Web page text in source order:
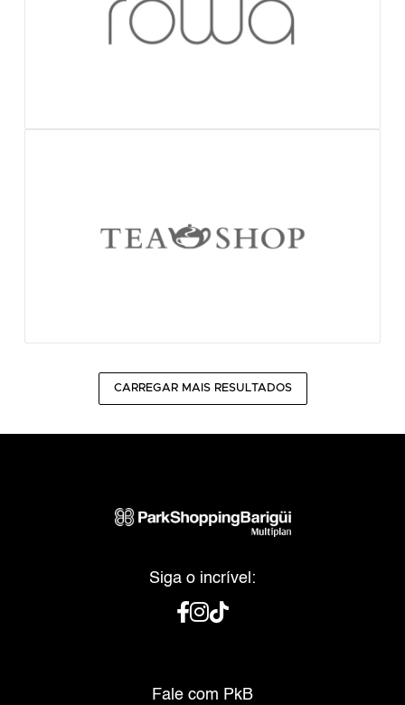
CARREGAR MAIS RESULTADOS
Siga o incrível:
Fale com PkB